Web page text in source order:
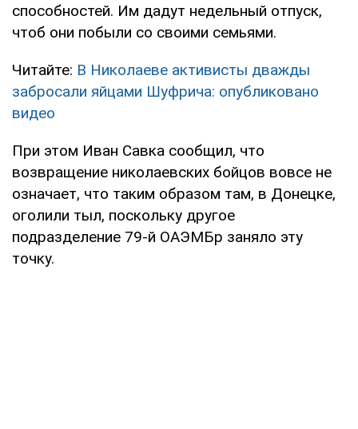
способностей. Им дадут недельный отпуск,
чтоб они побыли со своими семьями.
Читайте: В Николаеве активисты дважды
забросали яйцами Шуфрича: опубликовано
видео
При этом Иван Савка сообщил, что
возвращение николаевских бойцов вовсе не
означает, что таким образом там, в Донецке,
оголили тыл, поскольку другое
подразделение 79-й ОАЭМБр заняло эту
точку.